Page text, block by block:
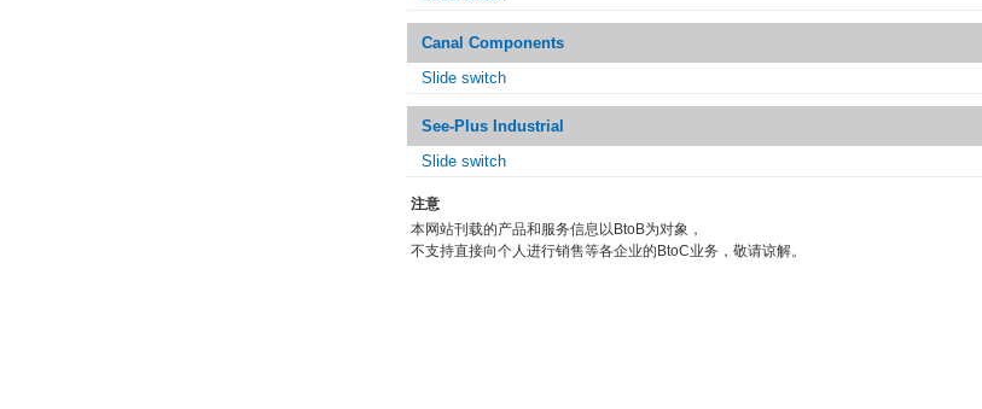
Canal Components
Slide switch
See-Plus Industrial
Slide switch
注意
本网站刊载的产品和服务信息以BtoB为对象，
不支持直接向个人进行销售等各企业的BtoC业务，敬请谅解。